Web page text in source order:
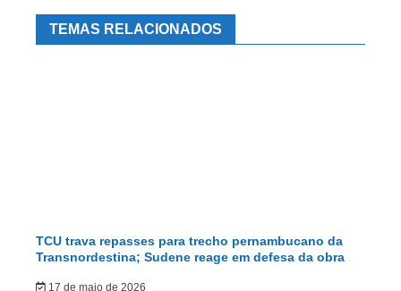
TEMAS RELACIONADOS
TCU trava repasses para trecho pernambucano da
Transnordestina; Sudene reage em defesa da obra
17 de maio de 2026